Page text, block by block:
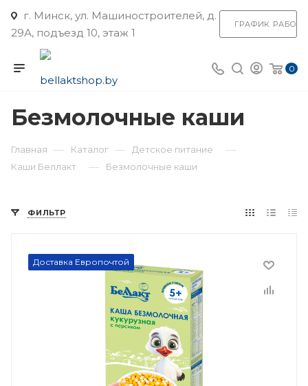
г. Минск, ул. Машиностроителей, д.
29А, подъезд 10, этаж 1
ГРАФИК
0
Безмолочные каши
Главная — Каталог — Детское питание —
Каши Беллакт — Безмолочные каши
ФИЛЬТР
Доставка Европочтой